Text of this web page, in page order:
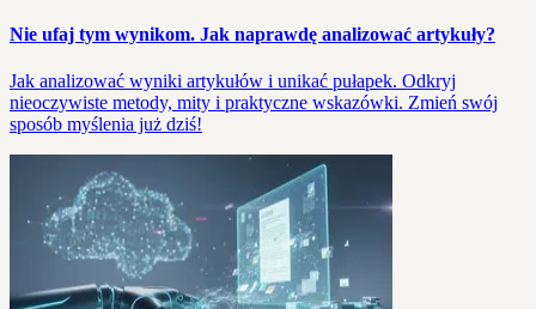
Nie ufaj tym wynikom. Jak naprawdę analizować artykuły?
Jak analizować wyniki artykułów i unikać pułapek. Odkryj
nieoczywiste metody, mity i praktyczne wskazówki. Zmień swój
sposób myślenia już dziś!